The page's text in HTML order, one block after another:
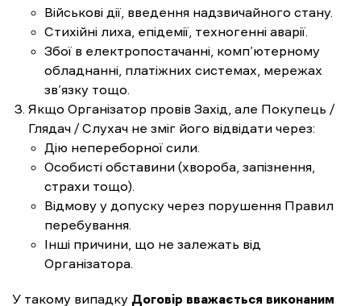
Військові дії, введення надзвичайного стану.
Стихійні лиха, епідемії, техногенні аварії.
Збої в електропостачанні, комп’ютерному
обладнанні, платіжних системах, мережах
зв’язку тощо.
Якщо Організатор провів Захід, але Покупець /
Глядач / Слухач не зміг його відвідати через:
Дію непереборної сили.
Особисті обставини (хвороба, запізнення,
страхи тощо).
Відмову у допуску через порушення Правил
перебування.
Інші причини, що не залежать від
Організатора.
У такому випадку Договір вважається виконаним